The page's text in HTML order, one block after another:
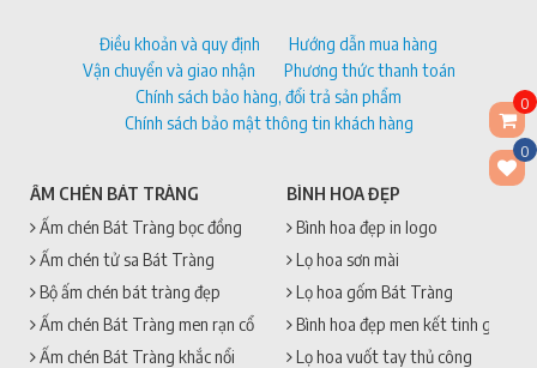
0
0
Điều khoản và quy định
Hướng dẫn mua hàng
Vận chuyển và giao nhận
Phương thức thanh toán
Chính sách bảo hàng, đổi trả sản phẩm
Chính sách bảo mật thông tin khách hàng
ẤM CHÉN BÁT TRÀNG
Ấm chén Bát Tràng bọc đồng
Ấm chén tử sa Bát Tràng
Bộ ấm chén bát tràng đẹp
Ấm chén Bát Tràng men rạn cổ
Ấm chén Bát Tràng khắc nổi
BÌNH HOA ĐẸP
Bình hoa đẹp in logo
Lọ hoa sơn mài
Lọ hoa gốm Bát Tràng
Bình hoa đẹp men kết tinh gốm
Lọ hoa vuốt tay thủ công